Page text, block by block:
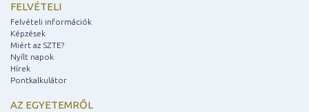
FELVÉTELI
Felvételi információk
Képzések
Miért az SZTE?
Nyílt napok
Hírek
Pontkalkulátor
AZ EGYETEMRŐL